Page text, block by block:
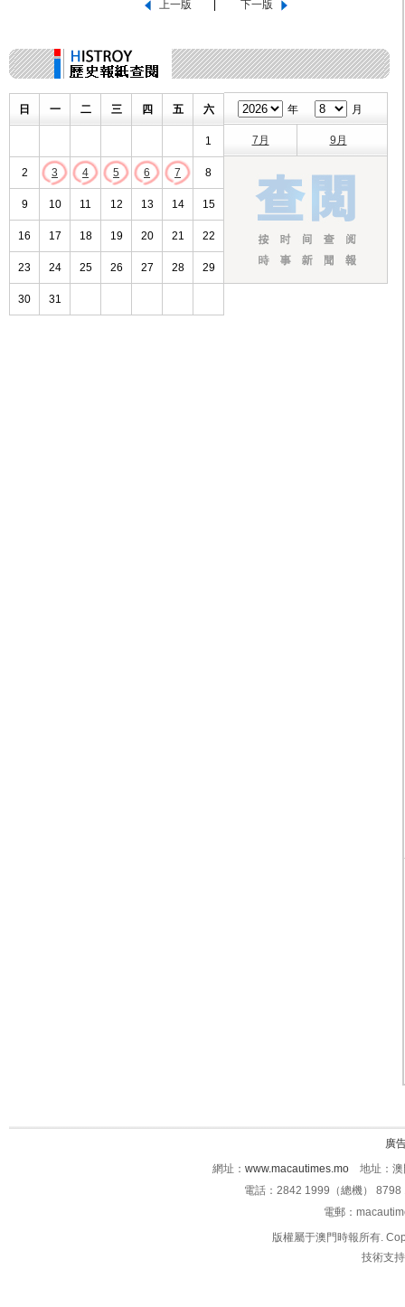
日 一 二 三 四 五 六
1
2 3 4 5 6 7 8
9 10 11 12 13 14 15
16 17 18 19 20 21 22
23 24 25 26 27 28 29
30 31
年 月
7月 9月
廣
網址： www.macautimes.mo 地址：澳
電話：2842 1999（總機）
電郵：
版權屬于澳門時報所有.
技術支